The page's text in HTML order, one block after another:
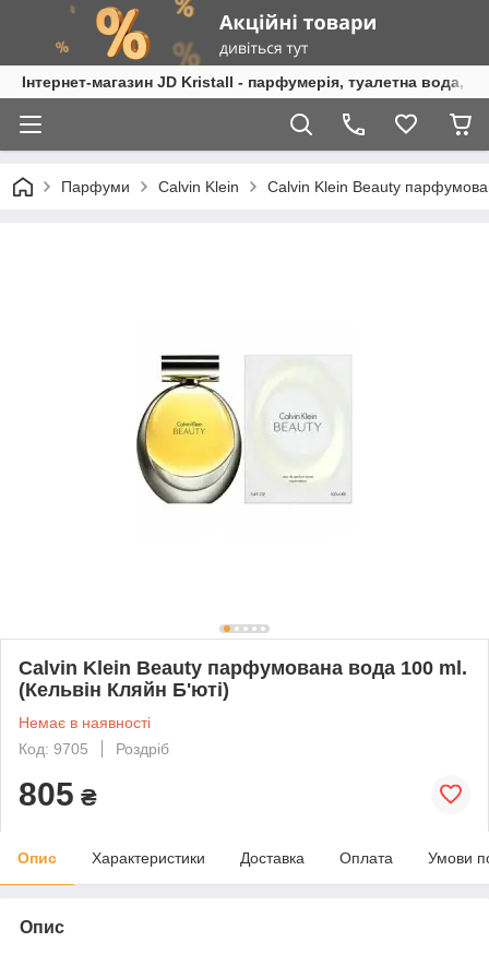
Інтернет-магазин JD Kristall - парфумерія, туалетна вода,
Парфуми Calvin Klein Calvin Klein Beauty
Calvin Klein Beauty парфумована вода 100 ml.
(Кельвін Кляйн Б'юті)
Немає в наявності
Код: 9705
Роздріб
805 ₴
Опис Характеристики Доставка Оплата Умови
Опис